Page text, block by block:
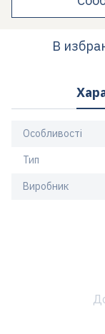
В
Особливості
Тип
Виробник